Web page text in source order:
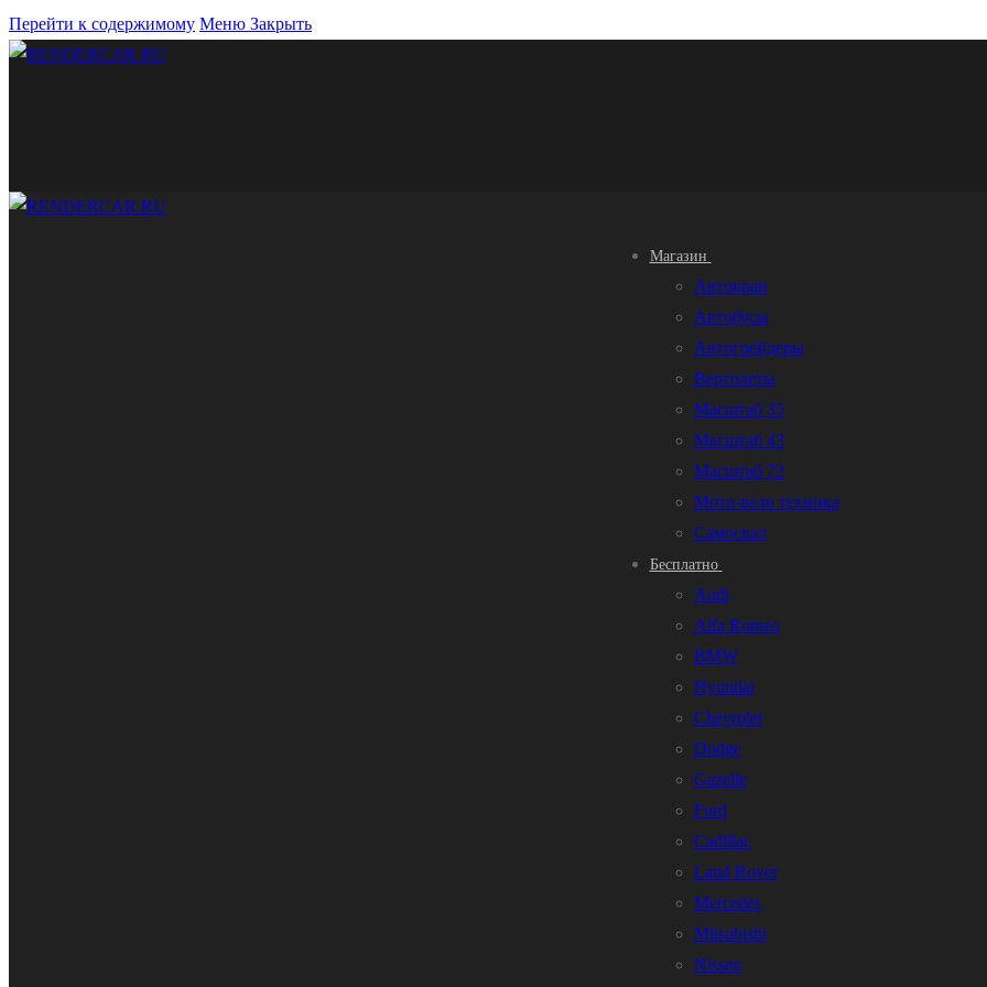
Перейти к содержимому Меню Закрыть
Магазин
Автокран
Автобусы
Автогрейдеры
Вертолеты
Масштаб 35
Масштаб 43
Масштаб 72
Мото-вело техника
Самосвал
Бесплатно
Audi
Alfa Romeo
BMW
Hyundai
Chevrolet
Dodge
Gazelle
Ford
Cadillac
Land Rover
Mercedes
Mitsubishi
Nissan